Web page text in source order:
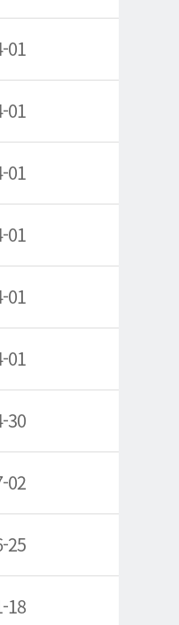
01
01
01
01
01
01
30
02
25
18